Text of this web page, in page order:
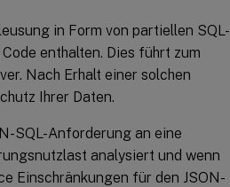
in Form von partiellen SQL-
enthalten. Dies führt zum
Nach Erhalt einer solchen
Ihrer Daten.
SQL-Anforderung an eine
analysiert und wenn
Einschränkungen für den JSON-